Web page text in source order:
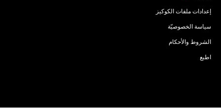
إعدادات ملفات الكوكيز
سياسة الخصوصيّة
الشروط والأحكام
اطبع